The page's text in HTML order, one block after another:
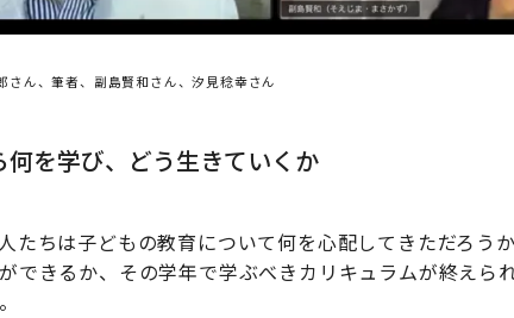
さん、筆者、副島賢和さん、汐見稔幸さん
を学び、どう生きていくか
たちは子どもの教育について何を心配してきただろう
できるか、その学年で学ぶべきカリキュラムが終えら